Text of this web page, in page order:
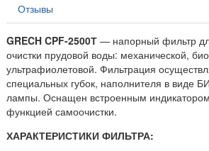
Отзывы
GRECH CPF-2500Т — напорный фильтр
очистки прудовой воды: механической,
ультрафиолетовой. Фильтрация
специальных губок, наполнителя в виде
лампы. Оснащен встроенным индикатором
функцией самоочистки.
ХАРАКТЕРИСТИКИ ФИЛЬТРА: